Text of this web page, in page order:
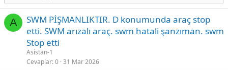
A
SWM PİŞMANLIKTIR. D konumunda araç stop
etti. SWM arızalı araç. swm hatali şanzıman. swm
Stop etti
Asistan-1
Cevaplar 0 31 Mar 2026